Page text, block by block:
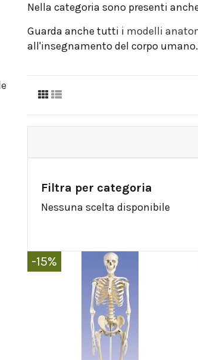
Nella categoria sono presenti
Guarda anche tutti i modelli
all'insegnamento del corpo umano.
Filtra per categoria
Nessuna scelta disponibile
-15%